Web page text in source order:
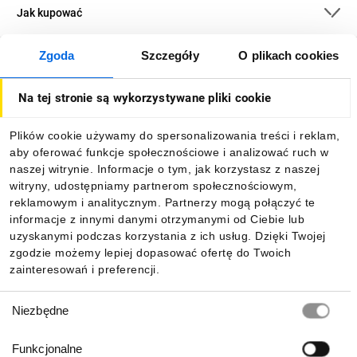
Zgoda Szczegóły O plikach cookies
Na tej stronie są wykorzystywane pliki cookie
Plików cookie używamy do spersonalizowania treści i reklam,
aby oferować funkcje społecznościowe i analizować ruch w
naszej witrynie. Informacje o tym, jak korzystasz z naszej
witryny, udostępniamy partnerom społecznościowym,
reklamowym i analitycznym. Partnerzy mogą połączyć te
informacje z innymi danymi otrzymanymi od Ciebie lub
uzyskanymi podczas korzystania z ich usług. Dzięki Twojej
zgodzie możemy lepiej dopasować ofertę do Twoich
zainteresowań i preferencji.
zgody
Niezbędne
Funkcjonalne
Jak kupować
O firmie
Informacje
Pobierz naszą aplikację mobilną: